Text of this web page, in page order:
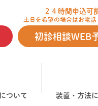
２４時間申込可
土日を希望の場合はお電話
初診相談WEB
ついて 装置・方法